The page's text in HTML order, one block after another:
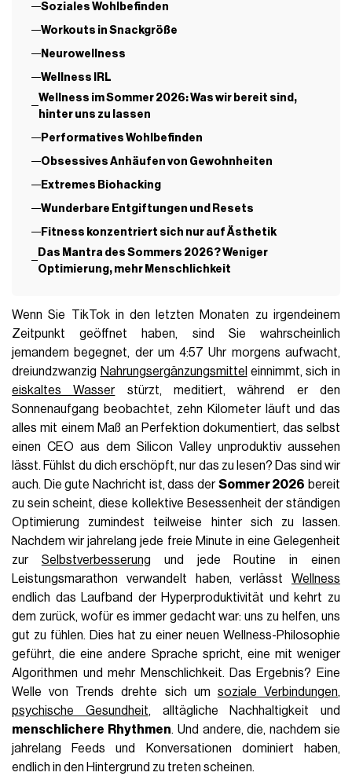
Soziales Wohlbefinden
Workouts in Snackgröße
Neurowellness
Wellness IRL
Wellness im Sommer 2026: Was wir bereit sind,
hinter uns zu lassen
Performatives Wohlbefinden
Obsessives Anhäufen von Gewohnheiten
Extremes Biohacking
Wunderbare Entgiftungen und Resets
Fitness konzentriert sich nur auf Ästhetik
Das Mantra des Sommers 2026? Weniger
Optimierung, mehr Menschlichkeit
Wenn Sie TikTok in den letzten Monaten zu irgendeinem
Zeitpunkt geöffnet haben, sind Sie wahrscheinlich
jemandem begegnet, der um 4:57 Uhr morgens aufwacht,
dreiundzwanzig Nahrungsergänzungsmittel einnimmt, sich in
eiskaltes Wasserstürzt, meditiert, während er den
Sonnenaufgang beobachtet, zehn Kilometer läuft und das
alles mit einem Maß an Perfektion dokumentiert, das selbst
einen CEO aus dem Silicon Valley unproduktiv aussehen
lässt. Fühlst du dich erschöpft, nur das zu lesen? Das sind wir
auch. Die gute Nachricht ist, dass derSommer 2026 bereit
zu sein scheint, diese kollektive Besessenheit der ständigen
Optimierung zumindest teilweise hinter sich zu lassen.
Nachdem wir jahrelang jede freie Minute in eine Gelegenheit
zur Selbstverbesserung und jede Routine in einen
Leistungsmarathon verwandelt haben, verlässt Wellness
endlich das Laufband der Hyperproduktivität und kehrt zu
dem zurück, wofür es immer gedacht war: uns zu helfen, uns
gut zu fühlen. Dies hat zu einer neuen Wellness-Philosophie
geführt, die eine andere Sprache spricht, eine mit weniger
Algorithmen und mehr Menschlichkeit. Das Ergebnis? Eine
Welle von Trends drehte sich um soziale Verbindungen,
psychische Gesundheit, alltägliche Nachhaltigkeit und
menschlichere Rhythmen. Und andere, die, nachdem sie
jahrelang Feeds und Konversationen dominiert haben,
endlich in den Hintergrund zu treten scheinen.